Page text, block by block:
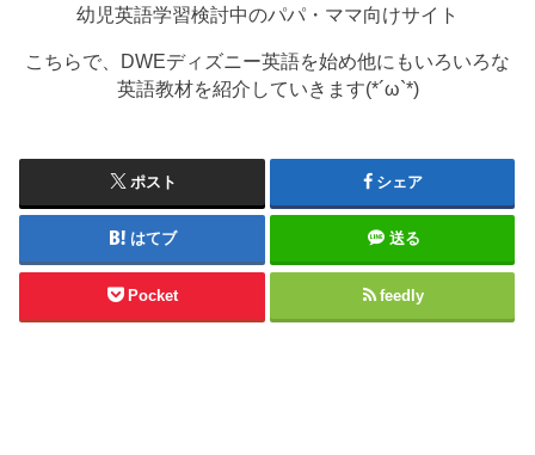
幼児英語学習検討中のパパ・ママ向けサイト
こちらで、DWEディズニー英語を始め他にもいろいろな
英語教材を紹介していきます(*´ω`*)
ポスト シェア
はてブ 送る
Pocket feedly